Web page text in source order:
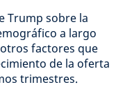
Trump sobre la
a largo
factores que
de la oferta
trimestres.